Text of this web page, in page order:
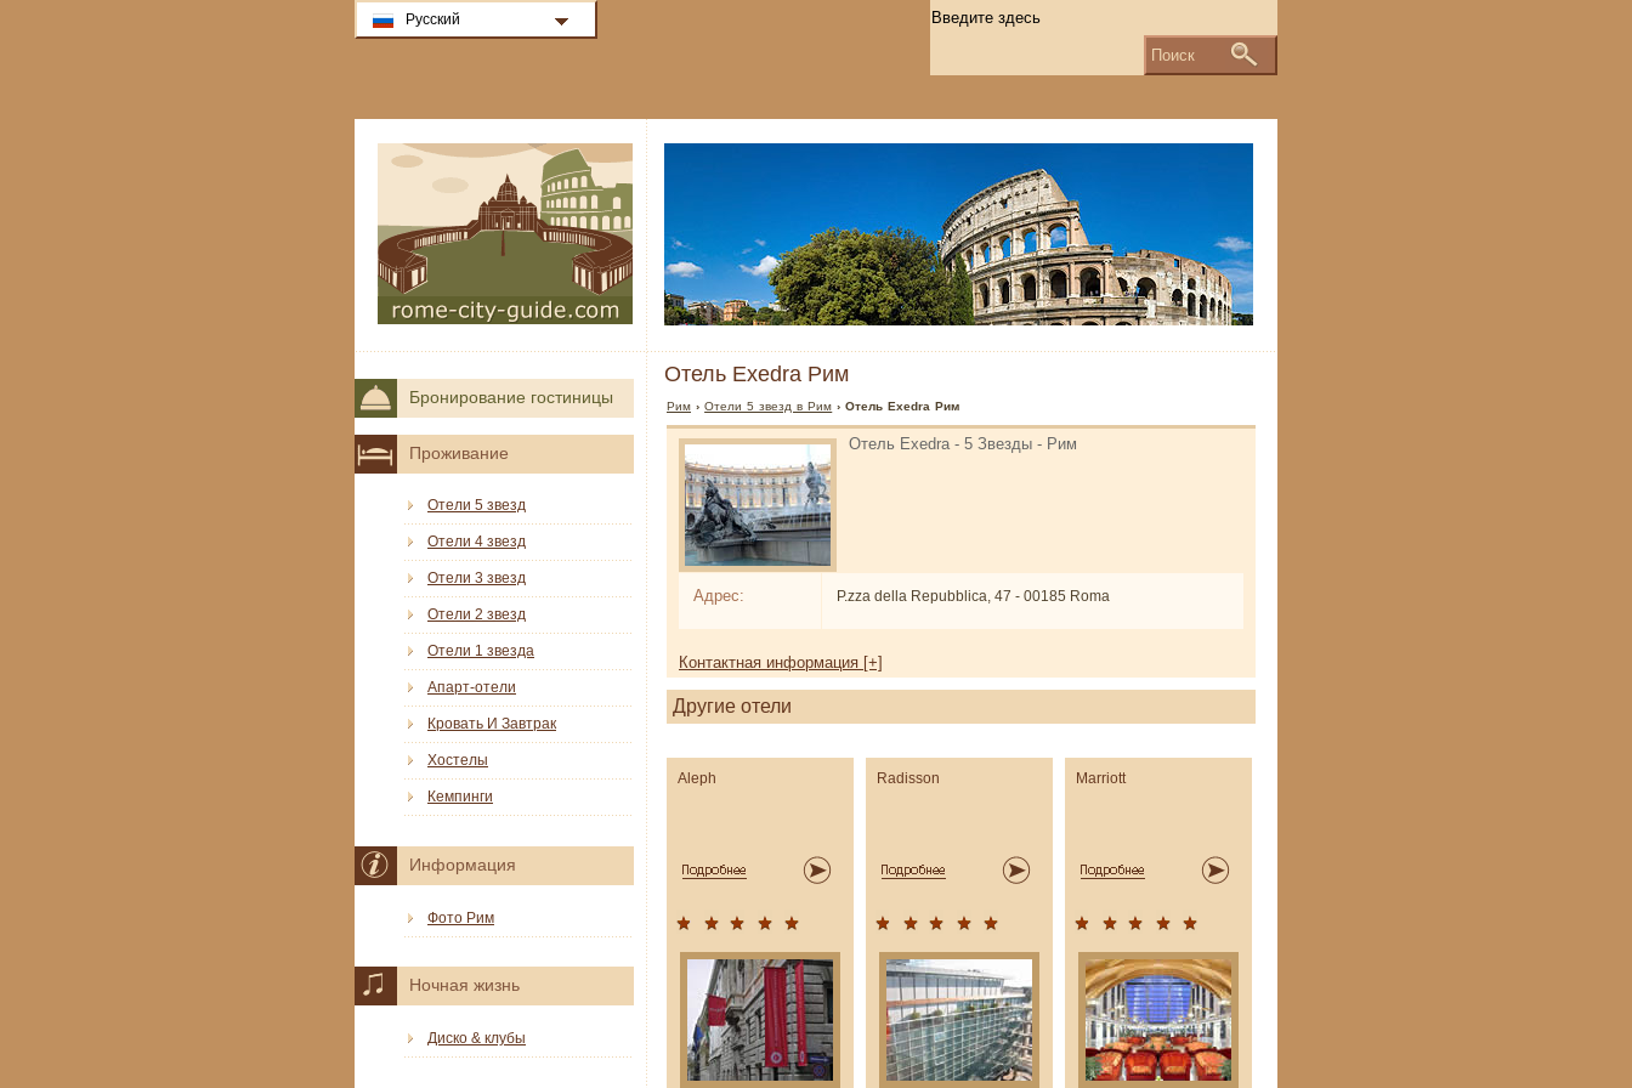
Отель Exedra Рим
Рим ›Отели 5 звезд в Рим › Отель Exedra Рим
Отель Exedra - 5 Звезды - Рим
Адрес: P.zza della Repubblica, 47 - 00185 Roma
Контактная информация [+]
Другие отели
Aleph Radisson Marriott
Бронирование гостиницы
Проживание
Отели 5 звезд
Отели 4 звезд
Отели 3 звезд
Отели 2 звезд
Отели 1 звезда
Апарт-отели
Кровать И Завтрак
Хостелы
Кемпинги
Информация
Фото Рим
Ночная жизнь
Диско & клубы
Русский
Поиск